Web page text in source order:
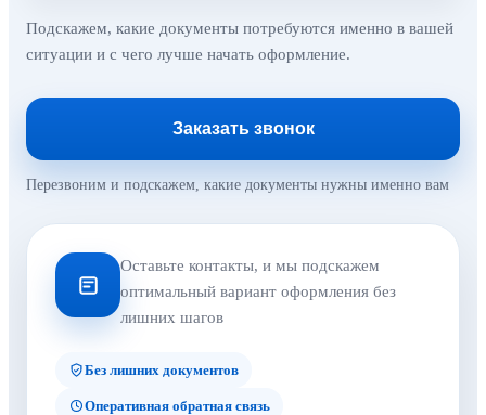
Подскажем, какие документы потребуются именно в вашей
ситуации и с чего лучше начать оформление.
Заказать звонок
Перезвоним и подскажем, какие документы нужны именно вам
Оставьте контакты, и мы подскажем
оптимальный вариант оформления без
лишних шагов
Без лишних документов
Оперативная обратная связь